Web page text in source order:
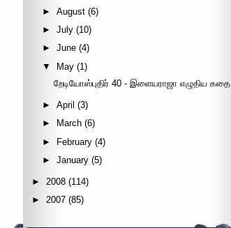
►August (6)
►July (10)
►June (4)
▼
May (1)
றேடியோஸ்புதிர் 40 - இளையராஜா எழுதிய கதை
►April (3)
►
March (6)
► February (4)
►January (5)
► 2008 (114)
► 2007 (85)